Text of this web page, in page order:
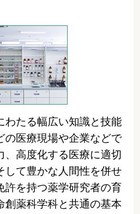
わたる幅広い知識と技能
の医療現場や企業などで
高度化する医療に適切
して豊かな人間性を併せ
許を持つ薬学研究者の育
創薬科学科と共通の基本